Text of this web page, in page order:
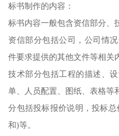
标书制作的内容：
标书内容一般包含资信部分、
资信部分包括公司，公司情
件要求提供的其他文件等相关
技术部分包括工程的描述、
单、人员配置、图纸、表格等
分包括投标报价说明，投标
和)等。